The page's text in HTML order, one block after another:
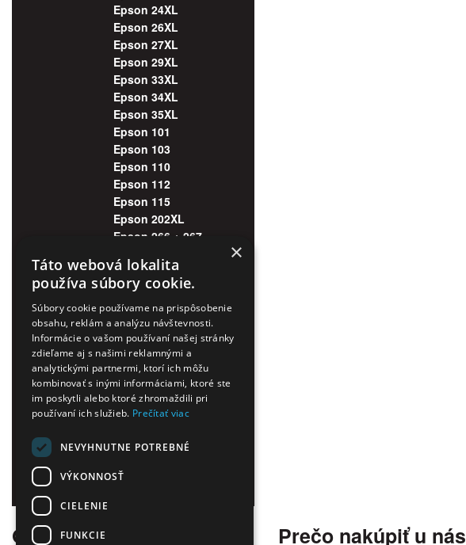
Epson 24XL
Epson 26XL
Epson 27XL
Epson 29XL
Epson 33XL
Epson 34XL
Epson 35XL
Epson 101
Epson 103
Epson 110
Epson 112
Epson 115
Epson 202XL
Epson 266 + 267
Epson 405XL
Epson 407XL
Epson 408L
Epson 502XL
Epson 503XL
Epson 603XL
Epson 604XL
HP
Lexmark
Tonerové náplne
Zobrazovacie valce
Tlačiarne
Príslušenstvo
O nás Prečo nakúpiť u nás
×
Táto webová lokalita
používa súbory cookie.
Súbory cookie používame na prispôsobenie
obsahu, reklám a analýzu návštevnosti.
Informácie o vašom používaní našej stránky
zdieľame aj s našimi reklamnými a
analytickými partnermi, ktorí ich môžu
kombinovať s inými informáciami, ktoré ste
im poskytli alebo ktoré zhromaždili pri
používaní ich služieb. Prečítať viac
NEVYHNUTNE POTREBNÉ
VÝKONNOSŤ
CIELENIE
FUNKCIE